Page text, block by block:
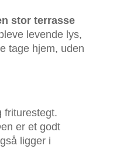
stor terrasse
levende lys,
tage hjem, uden
friturestegt.
er et godt
ligger i